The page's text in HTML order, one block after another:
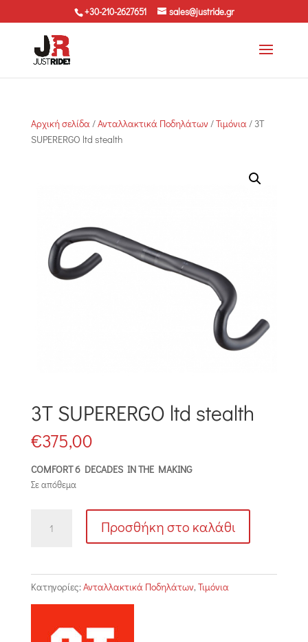
+30-210-2627651 sales@justride.gr
Αρχική σελίδα/Ανταλλακτικά Ποδηλάτων/Τιμόνια/ 3T
SUPERERGO ltd stealth
3T SUPERERGO ltd stealth
€375,00
COMFORT 6 DECADES IN THE MAKING
Σε απόθεμα
SUPERERGO
ποσότητα
Προσθήκη στο καλάθι
Κατηγορίες: Ανταλλακτικά Ποδηλάτων,Τιμόνια